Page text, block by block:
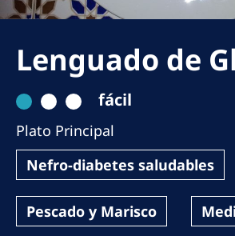
Romania
Serbia
Slovakia
Slovenia
Spain
Sweden
Switzerland
Lenguado de
fácil
Plato Principal
Nefro-diabetes saludables
Pescado y Marisco